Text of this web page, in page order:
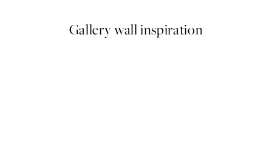
Gallery wall inspiration